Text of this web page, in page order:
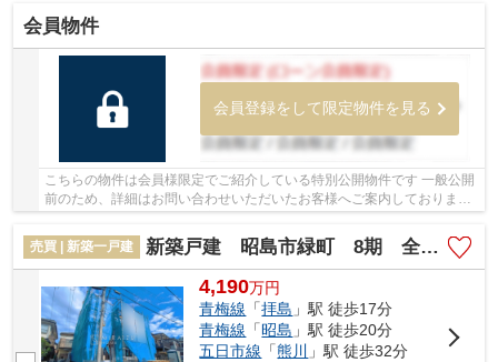
会員物件
会員登録をして限定物件を見る
こちらの物件は会員様限定でご紹介している特別公開物件です 一般公開
前のため、詳細はお問い合わせいただいたお客様へご案内しております
売買 | 新築一戸建
新築戸建 昭島市緑町 8期 全1棟
4,190万円
青梅線 「拝島 」駅 徒歩17分
青梅線 「昭島 」駅 徒歩20分
五日市線 「熊川
」駅 徒歩32分